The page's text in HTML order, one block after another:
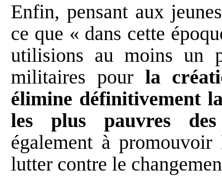
Enfin, pensant aux
ce que « dans cette
utilisions au moins un
militaires pour la
élimine définitivement
les plus pauvres
également à
lutter contre le